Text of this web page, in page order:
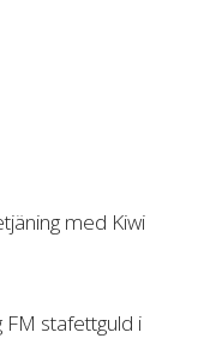
med Kiwi
stafettguld i